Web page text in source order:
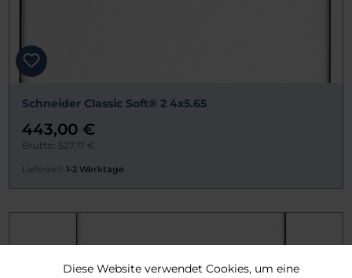
Schneider Classic Soft® 2 4x5.65
443,00 €
Brutto: 527,17 €
Lieferzeit: 1-2 Werktage
Diese Website verwendet Cookies, um eine